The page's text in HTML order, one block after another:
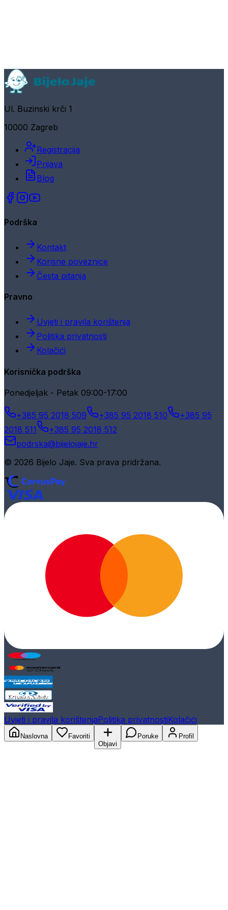
Ul. Buzinski krči 1
10000 Zagreb
Registracija
Prijava
Blog
Podrška
Kontakt
Korisne poveznice
Česta pitanja
Pravno
Uvjeti i pravila korištenja
Politika privatnosti
Kolačići
Korisnička podrška
Ponedjeljak - Petak 09:00-17:00
+385 95 2018 509 +385 95 2018 510
+385 95
2018 511
+385 95 2018 512
podrska@bijelojaje.hr
© 2026 Bijelo Jaje. Sva prava pridržana.
Uvjeti i pravila korištenjaPolitika privatnostiKolačići
Naslovna
Favoriti
Objavi
Poruke Profil